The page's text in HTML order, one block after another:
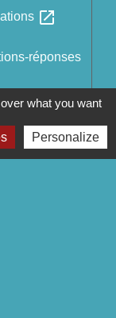
open_in_new
réponses
cette page
what you want
Personalize